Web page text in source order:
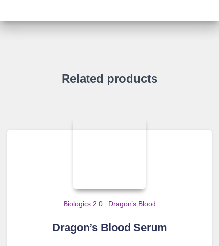
Related products
Biologics 2.0, Dragon’s Blood
Dragon’s Blood Serum